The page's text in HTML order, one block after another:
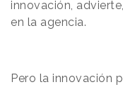
innovación,
en la agencia.
Pero la innovación